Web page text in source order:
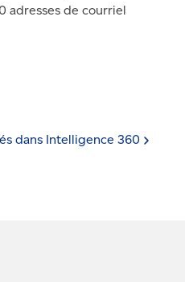
adresses de courriel
dans Intelligence 360